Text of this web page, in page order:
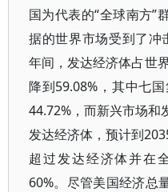
国为代表的“全球南方”
据的世界市场受到了冲
年间，发达经济体占世
降到59.08%，其中七
44.72%，而新兴市场和
发达经济体，预计到
超过发达经济体并在
60%。尽管美国经济总